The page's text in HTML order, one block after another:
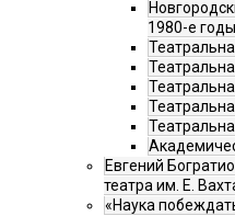
1980-е годы
Евгений
театра им. Е.
«Наука